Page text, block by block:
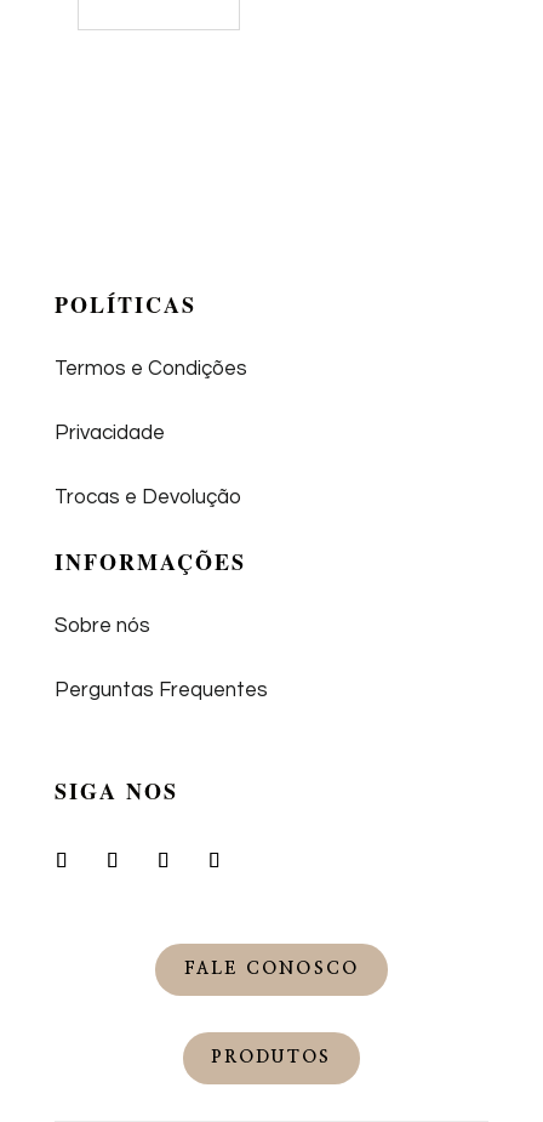
POLÍTICAS
Termos e Condições
Privacidade
Trocas e Devolução
INFORMAÇÕES
Sobre nós
Perguntas Frequentes
SIGA NOS
FALE CONOSCO
PRODUTOS